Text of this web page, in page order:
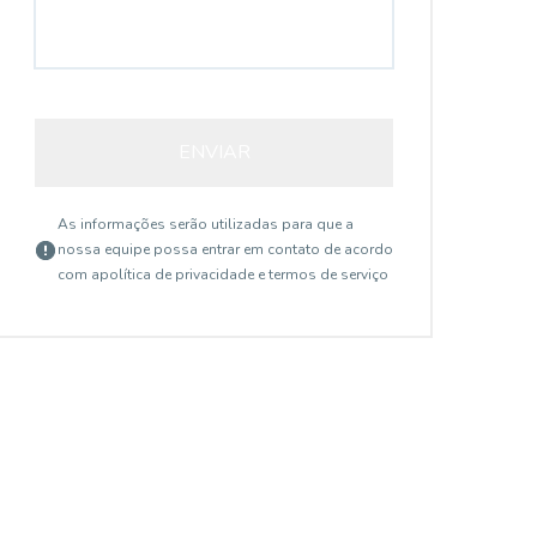
As informações serão utilizadas para que a
nossa equipe possa entrar em contato de acordo
com apolítica de privacidade e termos de serviço